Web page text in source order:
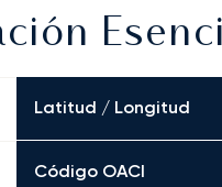
Latitud / Longitud
Código OACI